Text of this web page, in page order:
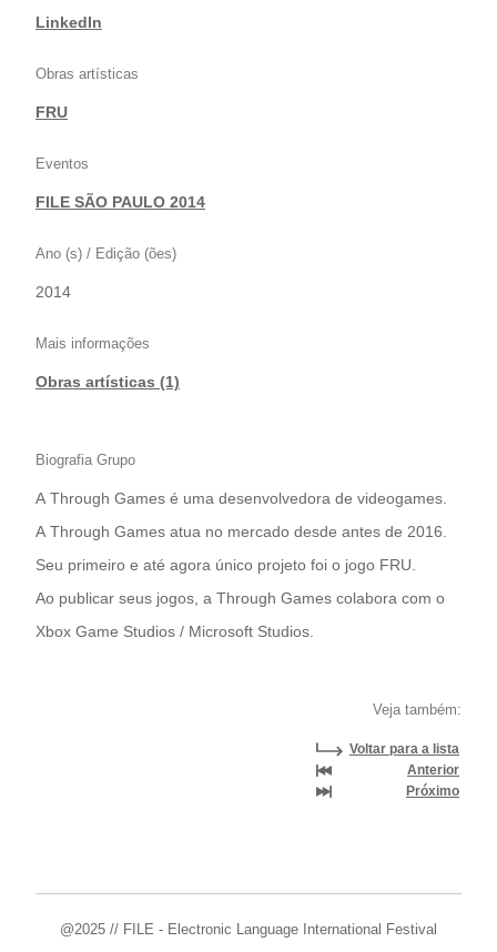
LinkedIn
Obras artísticas
FRU
Eventos
FILE SÃO PAULO 2014
Ano (s) / Edição (ões)
2014
Mais informações
Obras artísticas (1)
Biografia Grupo
A Through Games é uma desenvolvedora de videogames.
A Through Games atua no mercado desde antes de 2016.
Seu primeiro e até agora único projeto foi o jogo FRU.
Ao publicar seus jogos, a Through Games colabora com o
Xbox Game Studios / Microsoft Studios.
Veja também:
Voltar para a lista
Anterior
Próximo
@2025 // FILE - Electronic Language International Festival